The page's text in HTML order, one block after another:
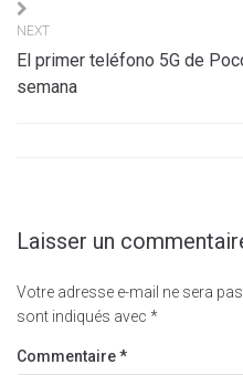
NEXT
El primer teléfono 5G de
semana
Laisser un
Votre adresse e-mail ne sera pas
sont indiqués avec *
Commentaire*